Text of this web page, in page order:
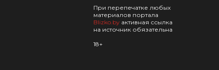
При перепечатке любых
материалов портала
Blizko.by активная ссылка
на источник обязательна
18+